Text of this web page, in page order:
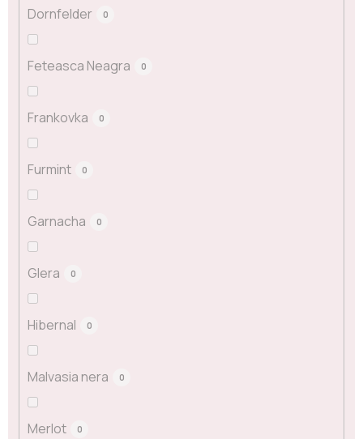
Dornfelder 0
Feteasca Neagra 0
Frankovka 0
Furmint 0
Garnacha 0
Glera 0
Hibernal 0
Malvasia nera 0
Merlot 0